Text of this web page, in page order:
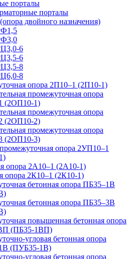
порталы
порталы
двойного назначения)
6
6
8
8
опора 2П10–1 (2П10-1)
промежуточная опора
(2ОП10-1)
промежуточная опора
(2ОП10-2)
промежуточная опора
(2ОП10-3)
опора 2УП10–1
опора 2А10–1 (2А10-1)
опора 2К10–1 (2К10-1)
бетонная опора ПБ35–1В
бетонная опора ПБ35–3В
повышенная бетонная опора
(ПБ35-1ВП)
угловая бетонная опора
(ПУБ35-1В)
угловая бетонная опора